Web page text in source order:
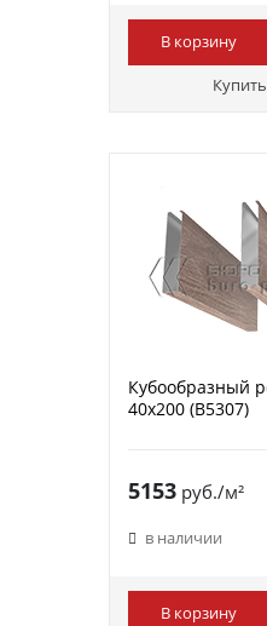
В корзину
Кубообразный
40х200 (B5307)
5153руб./м²
в наличии
В корзину